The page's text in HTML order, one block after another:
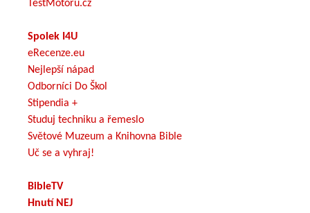
TestMotoru.cz
Spolek I4U
eRecenze.eu
Nejlepší nápad
Odborníci Do Škol
Stipendia +
Studuj techniku a řemeslo
Světové Muzeum a Knihovna Bible
Uč se a vyhraj!
BibleTV
Hnutí NEJ